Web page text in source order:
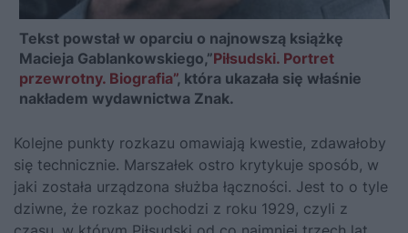
Tekst powstał w oparciu o najnowszą książkę
Macieja Gablankowskiego,”Piłsudski. Portret
przewrotny. Biografia”, która ukazała się właśnie
nakładem wydawnictwa Znak.
Kolejne punkty rozkazu omawiają kwestie, zdawałoby
się technicznie. Marszałek ostro krytykuje sposób, w
jaki została urządzona służba łączności. Jest to o tyle
dziwne, że rozkaz pochodzi z roku 1929, czyli z